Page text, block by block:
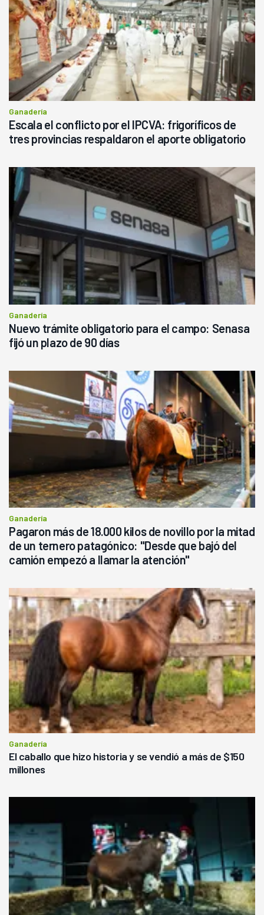
Ganadería
Escala el conflicto por el IPCVA: frigoríficos de
tres provincias respaldaron el aporte obligatorio
Ganadería
Nuevo trámite obligatorio para el campo: Senasa
fijó un plazo de 90 días
Ganadería
Pagaron más de 18.000 kilos de novillo por la mitad
de un ternero patagónico: "Desde que bajó del
camión empezó a llamar la atención"
Ganadería
El caballo que hizo historia y se vendió a más de $150
millones